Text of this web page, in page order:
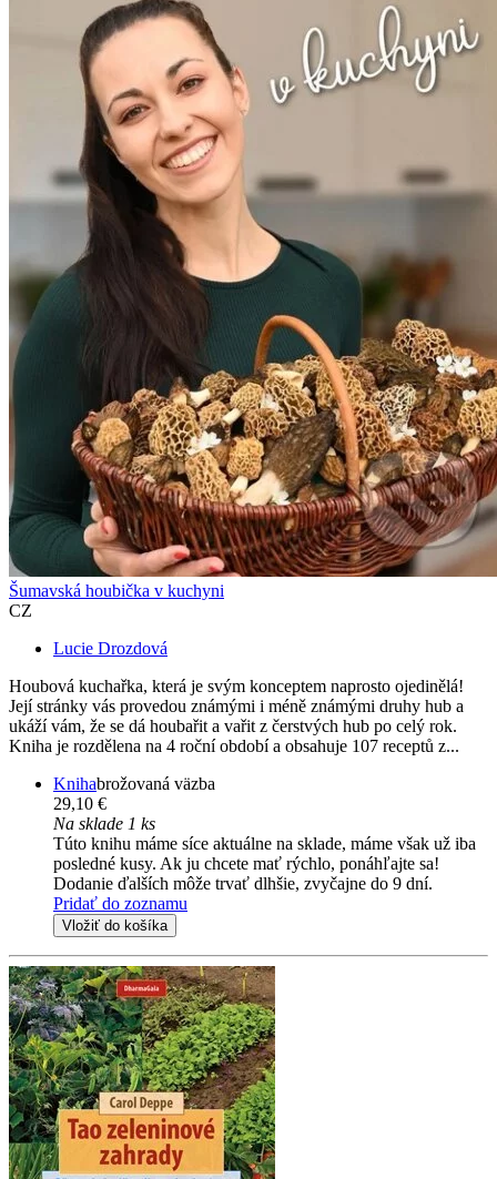
Šumavská houbička v kuchyni
CZ
Lucie Drozdová
Houbová kuchařka, která je svým konceptem naprosto ojedinělá!
Její stránky vás provedou známými i méně známými druhy hub a
ukáží vám, že se dá houbařit a vařit z čerstvých hub po celý rok.
Kniha je rozdělena na 4 roční období a obsahuje 107 receptů z...
Knihabrožovaná väzba
29,10 €
Na sklade 1 ks
Túto knihu máme síce aktuálne na sklade, máme však už iba
posledné kusy. Ak ju chcete mať rýchlo, ponáhľajte sa!
Dodanie ďalších môže trvať dlhšie, zvyčajne do 9 dní.
Pridať do zoznamu
Vložiť do košíka